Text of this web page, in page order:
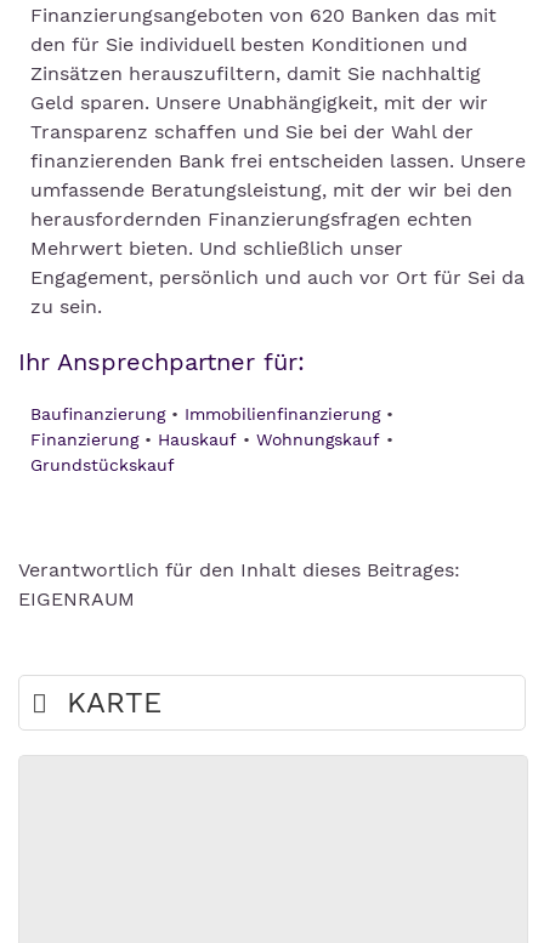
Finanzierungsangeboten von 620 Banken das mit
den für Sie individuell besten Konditionen und
Zinsätzen herauszufiltern, damit Sie nachhaltig
Geld sparen. Unsere Unabhängigkeit, mit der wir
Transparenz schaffen und Sie bei der Wahl der
finanzierenden Bank frei entscheiden lassen. Unsere
umfassende Beratungsleistung, mit der wir bei den
herausfordernden Finanzierungsfragen echten
Mehrwert bieten. Und schließlich unser
Engagement, persönlich und auch vor Ort für Sei da
zu sein.
Ihr Ansprechpartner für:
Baufinanzierung
Immobilienfinanzierung
Finanzierung
Hauskauf
Wohnungskauf
Grundstückskauf
Verantwortlich für den Inhalt dieses Beitrages:
EIGENRAUM
KARTE